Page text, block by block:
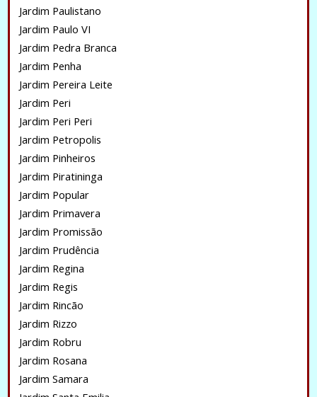
Jardim Paulistano
Jardim Paulo VI
Jardim Pedra Branca
Jardim Penha
Jardim Pereira Leite
Jardim Peri
Jardim Peri Peri
Jardim Petropolis
Jardim Pinheiros
Jardim Piratininga
Jardim Popular
Jardim Primavera
Jardim Promissão
Jardim Prudência
Jardim Regina
Jardim Regis
Jardim Rincão
Jardim Rizzo
Jardim Robru
Jardim Rosana
Jardim Samara